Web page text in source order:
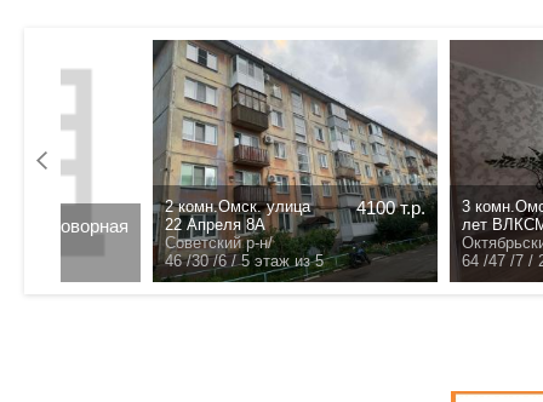
Договорная
.
/- /- /- /этаж из
Договорная
3 комн.Омск.
Поселковая
Советский р-
77.5 /48 /12 /
9 этаж из 10